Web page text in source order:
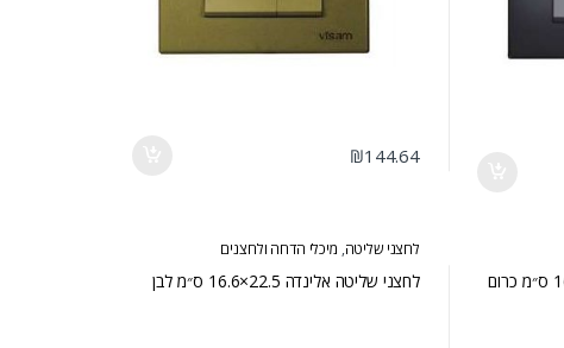
₪144.64
לחצני שליטה אלינדה 22.5×16.6 ס״מ כרום
לחצני שליטה, מיכלי הדחה ולחצנים
לחצני שליטה אלינדה 22.5×16.6 ס״מ לבן